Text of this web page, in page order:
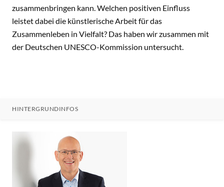
zusammenbringen kann. Welchen positiven Einfluss
leistet dabei die künstlerische Arbeit für das
Zusammenleben in Vielfalt? Das haben wir zusammen mit
der Deutschen UNESCO-Kommission untersucht.
HINTERGRUNDINFOS